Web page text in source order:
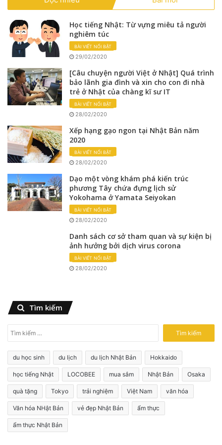
Học tiếng Nhật: Từ vựng miêu tả người
nghiêm túc
BÀI VIẾT NỔI BẬT
29/02/2020
[Câu chuyện người Việt ở Nhật] Quá trình
bảo lãnh gia đình và xin cho con đi nhà
trẻ ở Nhật của chàng kĩ sư IT
BÀI VIẾT NỔI BẬT
28/02/2020
Xếp hạng gạo ngon tại Nhật Bản năm
2020
BÀI VIẾT NỔI BẬT
28/02/2020
Dạo một vòng khám phá kiến trúc
phương Tây chứa đựng lịch sử
Yokohama ở Yamata Seiyokan
BÀI VIẾT NỔI BẬT
28/02/2020
Danh sách cơ sở tham quan và sự kiện bị
ảnh hưởng bởi dịch virus corona
BÀI VIẾT NỔI BẬT
28/02/2020
Tìm kiếm
m
k
i
ế
c
h
du học sinh du lịch du lịch Nhật Bản Hokkaido
học tiếng Nhật LOCOBEE mua sắm Nhật Bản Osaka
quà tặng Tokyo trải nghiệm Việt Nam văn hóa
Văn hóa NHật Bản vẻ đẹp Nhật Bản ẩm thực
ẩm thực Nhật Bản